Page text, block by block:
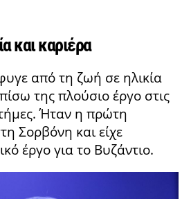
και καριέρα
από τη ζωή σε ηλικία
της πλούσιο έργο στις
Ήταν η πρώτη
Σορβόνη και είχε
έργο για το Βυζάντιο.